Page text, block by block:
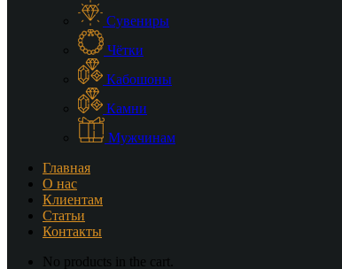
Сувениры
Чётки
Кабошоны
Камни
Мужчинам
Главная
О нас
Клиентам
Статьи
Контакты
No products in the cart.